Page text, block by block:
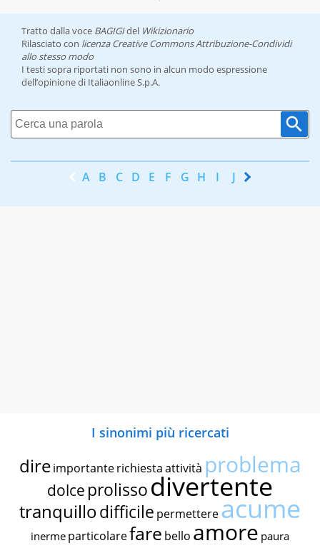
Tratto dalla voce BAGIGIdel Wikizionario
Rilasciato con licenza Creative Commons Attribuzione-Condividi
allo stesso modo
I testi sopra riportati non sono in alcun modo espressione
dell’opinione di Italiaonline S.p.A.
A B C D E F G H I J K
I sinonimi più ricercati
dire importante richiestaattività problema
dolce prolissodivertente
tranquillodifficile permettereacume
inerme particolarefare bello amore paura